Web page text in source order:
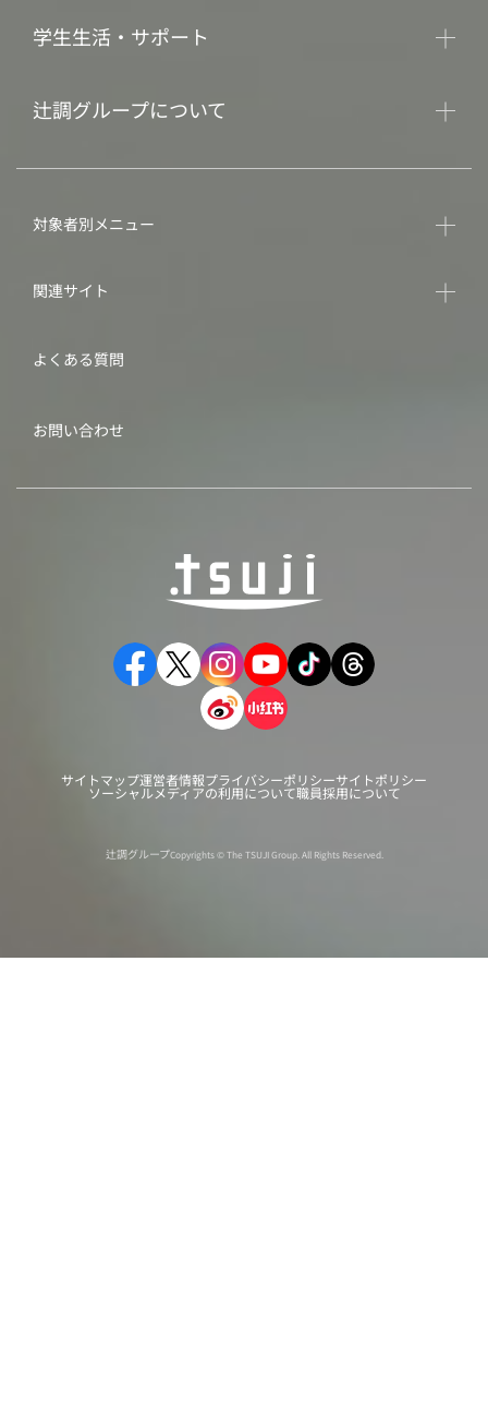
学生生活・サポート
辻調グループについて
対象者別メニュー
関連サイト
よくある質問
お問い合わせ
サイトマップ運営者情報プライバシーポリシーサイトポリシー
ソーシャルメディアの利用について職員採用について
辻調グループCopyrights © The TSUJI Group. All Rights Reserved.